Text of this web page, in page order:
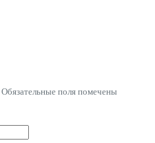
Обязательные поля помечены